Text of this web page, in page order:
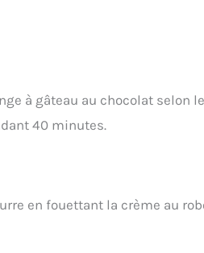
à gâteau au chocolat
40 minutes.
en fouettant la crème au